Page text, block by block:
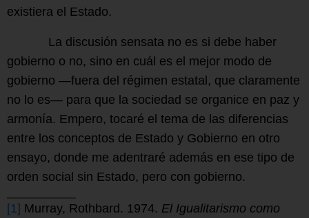
existiera el Estado.
La discusión sensata no es si debe haber
gobierno o no, sino en cuál es el mejor modo de
gobierno —fuera del régimen estatal, que claramente
no lo es— para que la sociedad se organice en paz y
armonía. Empero, tocaré el tema de las diferencias
entre los conceptos de Estado y Gobierno en otro
ensayo, donde me adentraré además en ese tipo de
orden social sin Estado, pero con gobierno.
[1] Murray, Rothbard. 1974. El Igualitarismo como